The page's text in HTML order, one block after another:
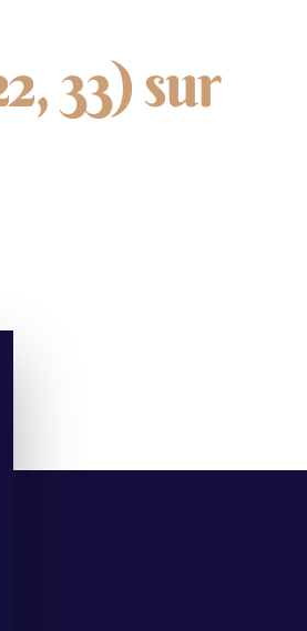
33) sur